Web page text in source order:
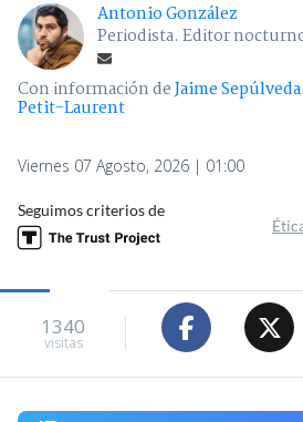
Antonio González
Periodista. Editor
Con información deJaime Sepúlveda
Petit-Laurent
Viernes 07 Agosto, 2026 | 01:00
Seguimos criterios de
1340
visitas